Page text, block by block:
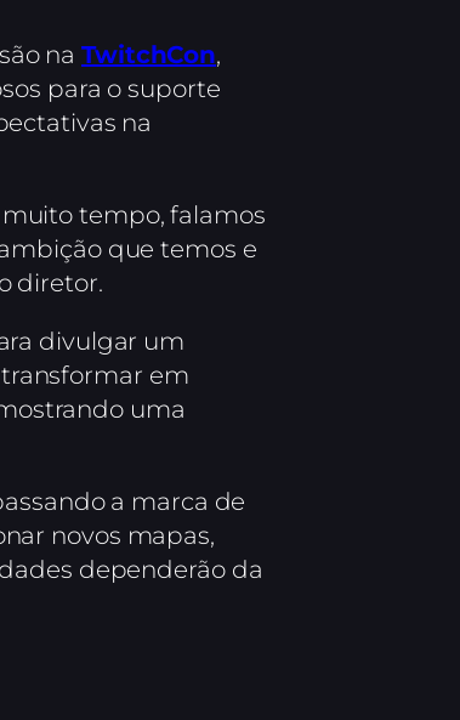
naTwitchCon,
para o suporte
na
tempo, falamos
que temos e
diretor.
divulgar um
em
uma
a marca de
novos mapas,
dependerão da